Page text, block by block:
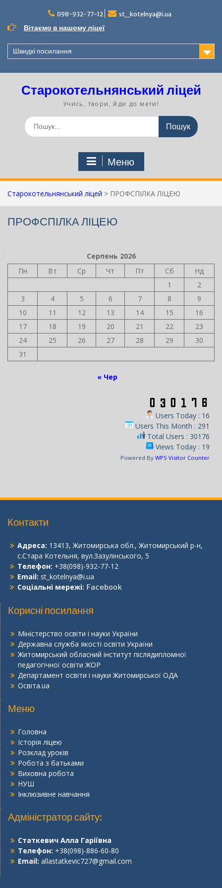
вмісту
098-932-77-12 st_kotelnya@i.ua
Вітаємо в нашому ліцеї
Швидкі посилання
Старокотельнянський ліцей
Учись, твори, йди до мети!
Шукати:
Меню
Старокотельнянський ліцей > ПРОФСПІЛКА ЛІЦЕЮ
ПРОФСПІЛКА ЛІЦЕЮ
Серпень 2026
Пн
Вт Ср Чт Пт Сб
Нд
1
2
3
4 5 6 7 8
9
10
11 12 13 14 15
16
17
18 19 20 21 22
23
24
25 26 27 28 29
30
31
« Чер
Users Today : 16
Users This Month : 291
Total Users : 30176
Views Today : 19
Powered By WPS Visitor Counter
Контакти
Адреса: 13413, Житомирська обл., Житомирський р-н,
с.Стара Котельня, вул.Зазулінського, 5
Телефон: +38(098)-932-77-12
Email: st_kotelnya@i.ua
Соціальні мережі: Facebook
Корисні посилання
Міністерство освіти і науки України
Державна служба якості освіти України
Житомирський обласний інститут післядипломної
педагогічної освіти ЖОР
Департамент освіти і науки Житомирської ОДА
Освіта.ua
Меню
Головна
Історія ліцею
Розклад уроків
Робота з батьками
Виховна робота
НУШ
Інклюзивне навчання
Адміністратор сайту:
Статкевич Алла Гаріївна
Телефон: +38(098)-886-60-80
Email: allastatkevic727@gmail.com